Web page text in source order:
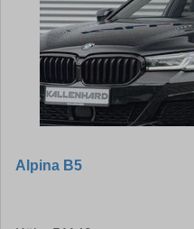
Alpina B5